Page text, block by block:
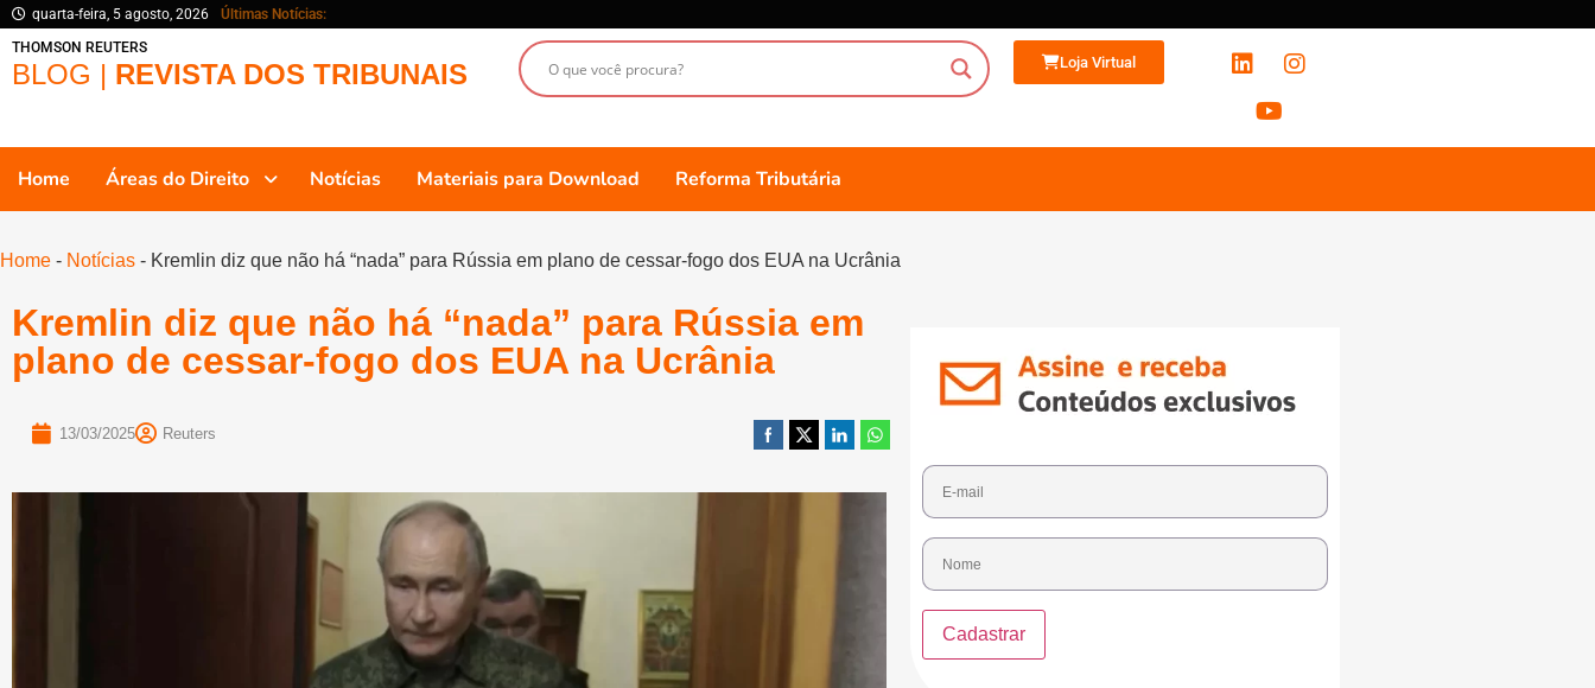
quarta-feira, 5 agosto, 2026
Últimas Notícias:
THOMSON REUTERS
BLOG | REVISTA DOS TRIBUNAIS Loja Virtual
Home Áreas do Direito Notícias Materiais para Download Reforma Tributária
Home - Notícias - Kremlin diz que não há “nada” para Rússia em plano de cessar-fogo dos EUA na Ucrânia
Kremlin diz que não há “nada” para Rússia em
plano de cessar-fogo dos EUA na Ucrânia
13/03/2025 Reuters